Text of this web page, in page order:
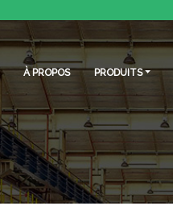
À PROPOS PRODUITS